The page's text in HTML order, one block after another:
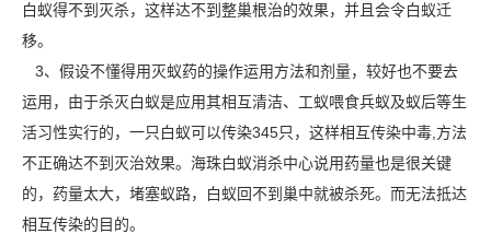
白蚁得不到灭杀，这样达不到 整巢根治的效果，并且会令白蚁迁
移。
3、假设不懂得用灭蚁药的操作运用方法和剂量，较好也不要去
运用，由于杀灭白蚁是应用其相互清洁、工蚁喂食兵蚁及蚁后等生
活习性实行的，一只白蚁可以传染345只，这样相互传染中毒,方法
不正确达不到灭治效果。海珠白蚁消杀中心说用药量也是很关键
的，药量太大，堵塞蚁路，白蚁回不到巢中就被杀死。而无法抵达
相互传染的目的。